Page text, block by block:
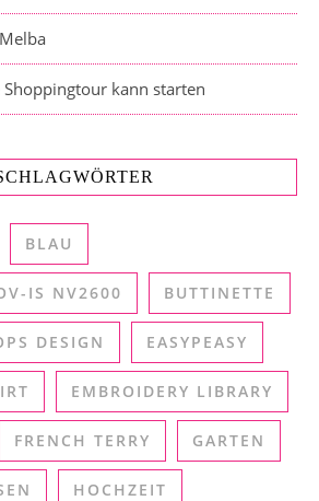
Shoppingtour kann starten
BLAU
IS NV2600 BUTTINETTE
DESIGN EASYPEASY
EMBROIDERY LIBRARY
FRENCH TERRY GARTEN
HOCHZEIT